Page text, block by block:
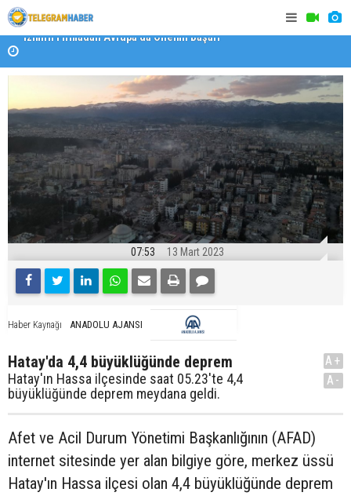
Devlet Okuluna Yöneldi"
07:53 13 Mart 2023
Haber Kaynağı ANADOLU AJANSI
Hatay'da 4,4 büyüklüğünde deprem
Hatay'ın Hassa ilçesinde saat 05.23'te 4,4
büyüklüğünde deprem meydana geldi.
A+
A-
Afet ve Acil Durum Yönetimi Başkanlığının (AFAD)
internet sitesinde yer alan bilgiye göre, merkez üssü
Hatay'ın Hassa ilçesi olan 4,4 büyüklüğünde deprem